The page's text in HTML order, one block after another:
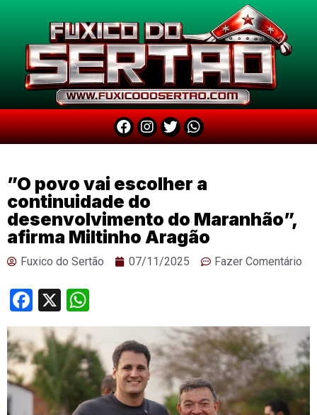
”O povo vai escolher a
continuidade do
desenvolvimento do Maranhão”,
afirma Miltinho Aragão
Fuxico do Sertão 07/11/2025 Fazer Comentário
Facebook
X